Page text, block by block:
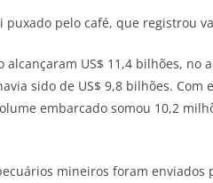
puxado pelo café, que registrou
US$ 11,4 bilhões,
sido de US$ 9,8 bilhões.
embarcado somou 10,2
mineiros foram enviados